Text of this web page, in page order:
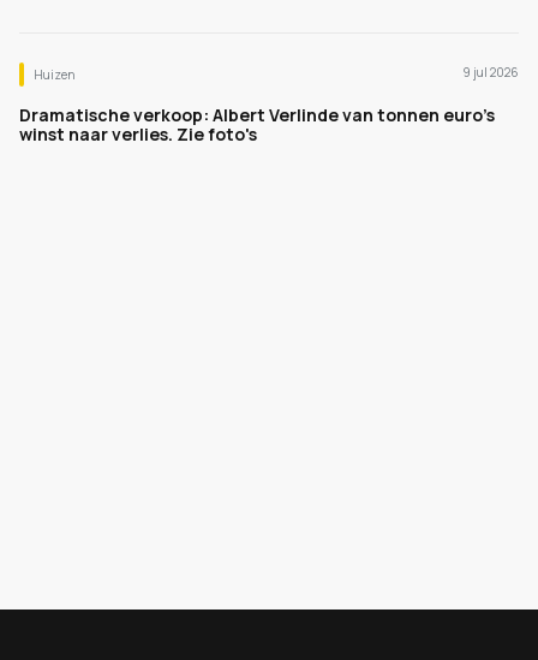
Huizen 9 jul 2026
Dramatische verkoop: Albert Verlinde van tonnen euro's
winst naar verlies. Zie foto's